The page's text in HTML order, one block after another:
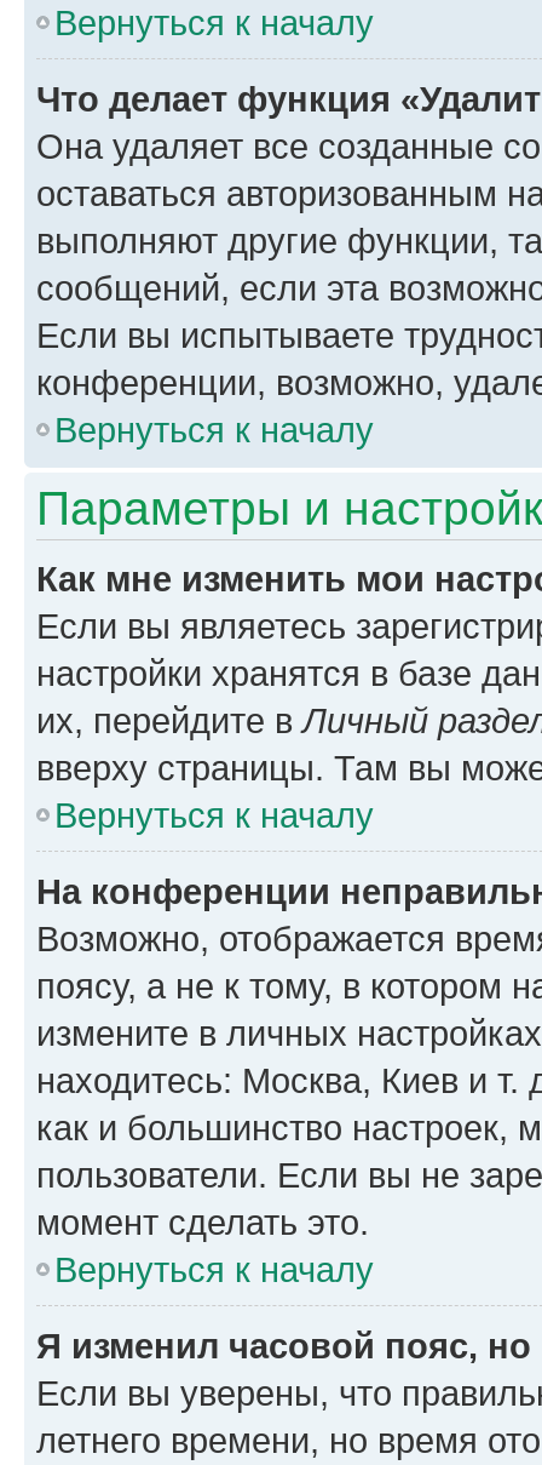
Вернуться к началу
Что делает функция
Она удаляет все созданные
оставаться авторизованным
выполняют другие функции,
сообщений, если эта
Если вы испытываете
конференции, возможно,
Вернуться к началу
Параметры и
Как мне изменить мои
Если вы являетесь
настройки хранятся в базе
их, перейдите вЛичный
вверху страницы. Там вы
Вернуться к началу
На конференции
Возможно, отображается
поясу, а не к тому, в котором
измените в личных
находитесь: Москва, Киев и т.
как и большинство настроек,
пользователи. Если вы не
момент сделать это.
Вернуться к началу
Я изменил часовой пояс,
Если вы уверены, что
летнего времени, но время